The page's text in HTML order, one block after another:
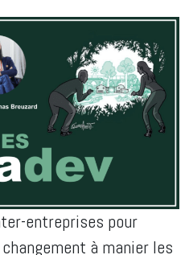
entreprises pour
à manier les